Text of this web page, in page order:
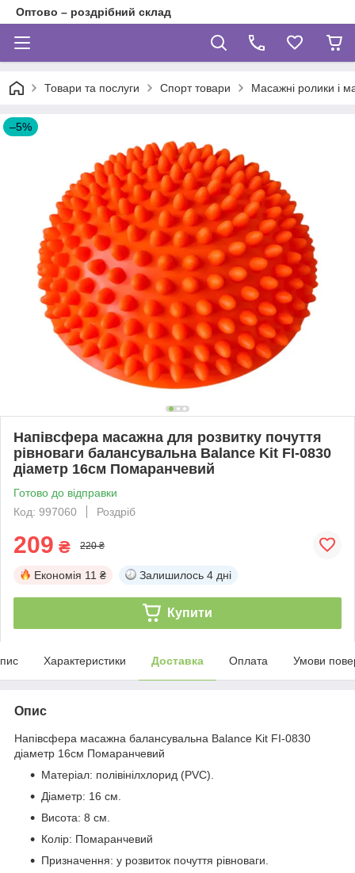
Оптово – роздрібний склад
Товари та послуги Спорт товари Масажні ролики і
–5%
Напівсфера масажна для розвитку почуття
рівноваги балансувальна Balance Kit FI-0830
діаметр 16см Помаранчевий
Готово до відправки
Код: 997060
Роздріб
209 ₴ 220 ₴
Економія 11 ₴ Залишилось 4 дні
Купити
Характеристики Доставка Оплата Умови
Опис
Напівсфера масажна балансувальна Balance Kit FI-0830
діаметр 16см Помаранчевий
Матеріал: полівінілхлорид (PVC).
Діаметр: 16 см.
Висота: 8 см.
Колір: Помаранчевий
Призначення: у розвиток почуття рівноваги.